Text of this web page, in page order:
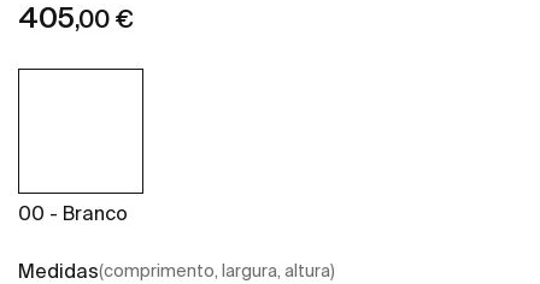
405,00 €
00 - Branco
Medidas(comprimento, largura, altura)